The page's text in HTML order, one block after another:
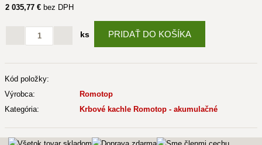
2 035,77 € bez DPH
ks PRIDAŤ DO KOŠÍKA
Kód položky:
Výrobca:
Romotop
Kategória:
Krbové kachle Romotop - akumulačné